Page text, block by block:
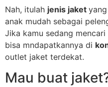
Nah, itulah jenis jaket
anak mudah sebagai
Jika kamu sedang
bisa mndapatkannya di
outlet jaket terdekat.
Mau buat